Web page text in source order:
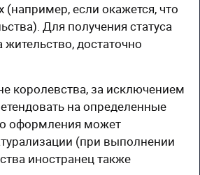
если окажется, что
Для получения статуса
достаточно
королевства, за исключением
на определенные
оформления может
(при выполнении
иностранец также